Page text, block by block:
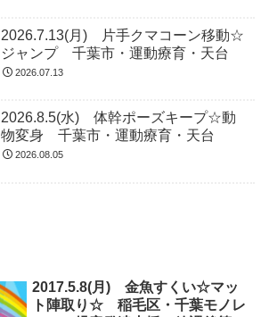
2026.7.13(月) 片手クマコーン移動☆
ジャンプ 千葉市・運動療育・天台
2026.07.13
2026.8.5(水) 体幹ポーズキープ☆動
物変身 千葉市・運動療育・天台
2026.08.05
2017.5.8(月) 金魚すくい☆マッ
ト陣取り☆ 稲毛区・千葉モノレ